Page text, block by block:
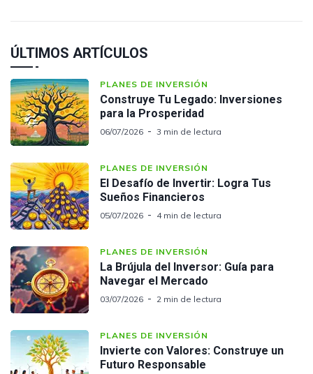
ÚLTIMOS ARTÍCULOS
PLANES DE INVERSIÓN
Construye Tu Legado: Inversiones
para la Prosperidad
06/07/2026 3 min de lectura
PLANES DE INVERSIÓN
El Desafío de Invertir: Logra Tus
Sueños Financieros
05/07/2026 4 min de lectura
PLANES DE INVERSIÓN
La Brújula del Inversor: Guía para
Navegar el Mercado
03/07/2026 2 min de lectura
PLANES DE INVERSIÓN
Invierte con Valores: Construye un
Futuro Responsable